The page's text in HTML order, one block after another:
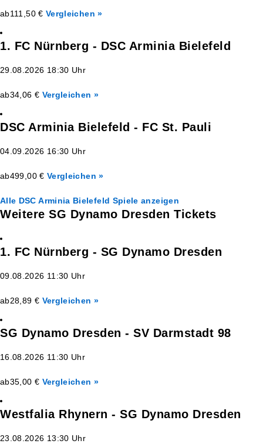
ab111,50 € Vergleichen »
1. FC Nürnberg - DSC Arminia Bielefeld
29.08.2026 18:30 Uhr
ab34,06 € Vergleichen »
DSC Arminia Bielefeld - FC St. Pauli
04.09.2026 16:30 Uhr
ab499,00 € Vergleichen »
Alle DSC Arminia Bielefeld Spiele anzeigen
Weitere SG Dynamo Dresden Tickets
1. FC Nürnberg - SG Dynamo Dresden
09.08.2026 11:30 Uhr
ab28,89 € Vergleichen »
SG Dynamo Dresden - SV Darmstadt 98
16.08.2026 11:30 Uhr
ab35,00 € Vergleichen »
Westfalia Rhynern - SG Dynamo Dresden
23.08.2026 13:30 Uhr